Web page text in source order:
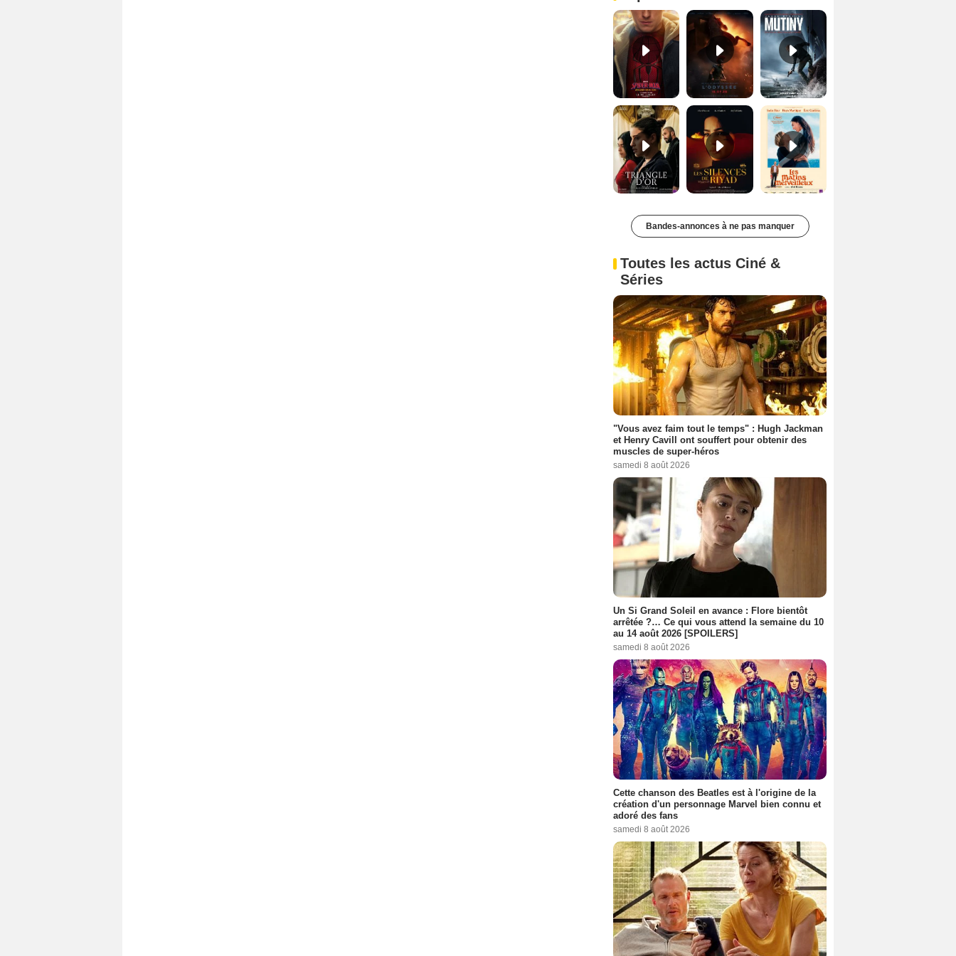
Les Silences de Riyad Bande-annonce VO STFR Les Matins merveilleux Bande-annonce VF
Bandes-annonces à ne pas manquer
Toutes les actus Ciné &
Séries
"Vous avez faim tout le temps" : Hugh Jackman
et Henry Cavill ont souffert pour obtenir des
muscles de super-héros
samedi 8 août 2026
Un Si Grand Soleil en avance : Flore bientôt
arrêtée ?… Ce qui vous attend la semaine du 10
au 14 août 2026 [SPOILERS]
samedi 8 août 2026
Cette chanson des Beatles est à l'origine de la
création d'un personnage Marvel bien connu et
adoré des fans
samedi 8 août 2026